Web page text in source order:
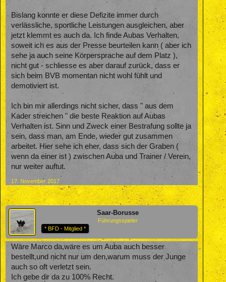
Bislang konnte er diese Defizite immer durch
verlässliche, sportliche Leistungen ausgleichen, aber
jetzt klemmt es auch da. Ich finde Aubas Verhalten,
soweit ich es aus der Presse beurteilen kann ( aber ich
sehe ja auch seine Körpersprache auf dem Platz ),
nicht gut - schliesse es aber darauf zurück, dass er
sich beim BVB momentan nicht wohl fühlt und
demotiviert ist.
Ich bin mir allerdings nicht sicher, dass " aus dem
Kader streichen " die beste Reaktion auf Aubas
Verhalten ist. Sinn und Zweck einer Bestrafung sollte ja
sein, dass man, am Ende, wieder gut zusammen
arbeitet. Hier sehe ich eher, dass sich der Graben (
wenn da einer ist ) zwischen Auba und Trainer / Verein,
nur weiter auftut.
17. November 2017
Saar-Borusse
Führungsspieler
* BFD - Mitglied *
Wäre Marco da,wäre es um Auba auch besser
bestellt,und nicht nur um den,warum muss der Junge
auch so oft verletzt sein.
Ich gebe dir da zu 100% Recht.